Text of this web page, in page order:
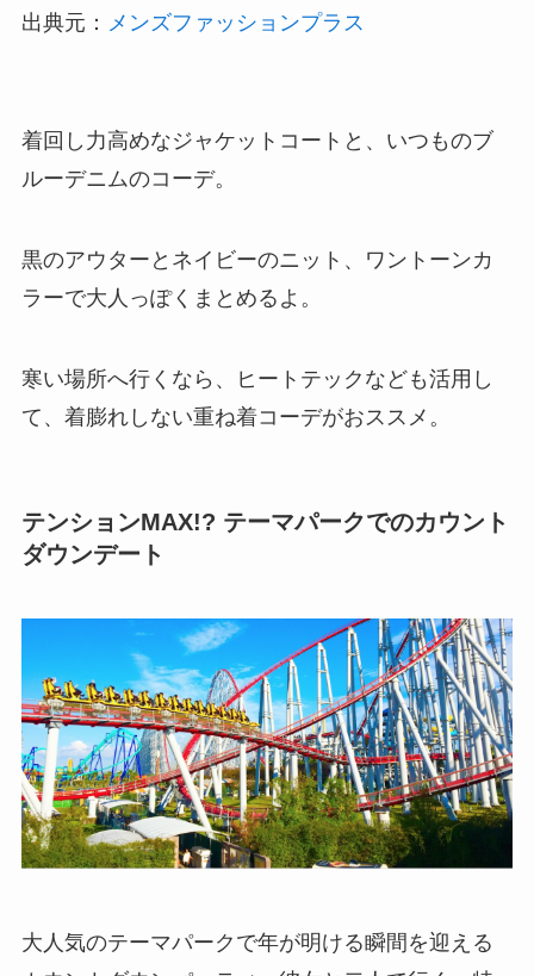
出典元： メンズファッションプラス
着回し力高めなジャケットコートと、いつものブ
ルーデニムのコーデ。
黒のアウターとネイビーのニット、ワントーンカ
ラーで大人っぽくまとめるよ。
寒い場所へ行くなら、ヒートテックなども活用し
て、着膨れしない重ね着コーデがおススメ。
テンションMAX!? テーマパークでのカウント
ダウンデート
大人気のテーマパークで年が明ける瞬間を迎える